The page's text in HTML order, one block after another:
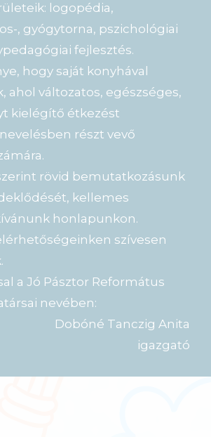
logopédia,
, gyógytorna, pszichológiai
fejlesztés.
hogy saját konyhával
ahol változatos, egészséges,
kielégítő étkezést
részt vevő
rövid bemutatkozásunk
kellemes
honlapunkon.
szívesen
a Jó Pásztor Református
nevében:
Dobóné Tanczig Anita
igazgató